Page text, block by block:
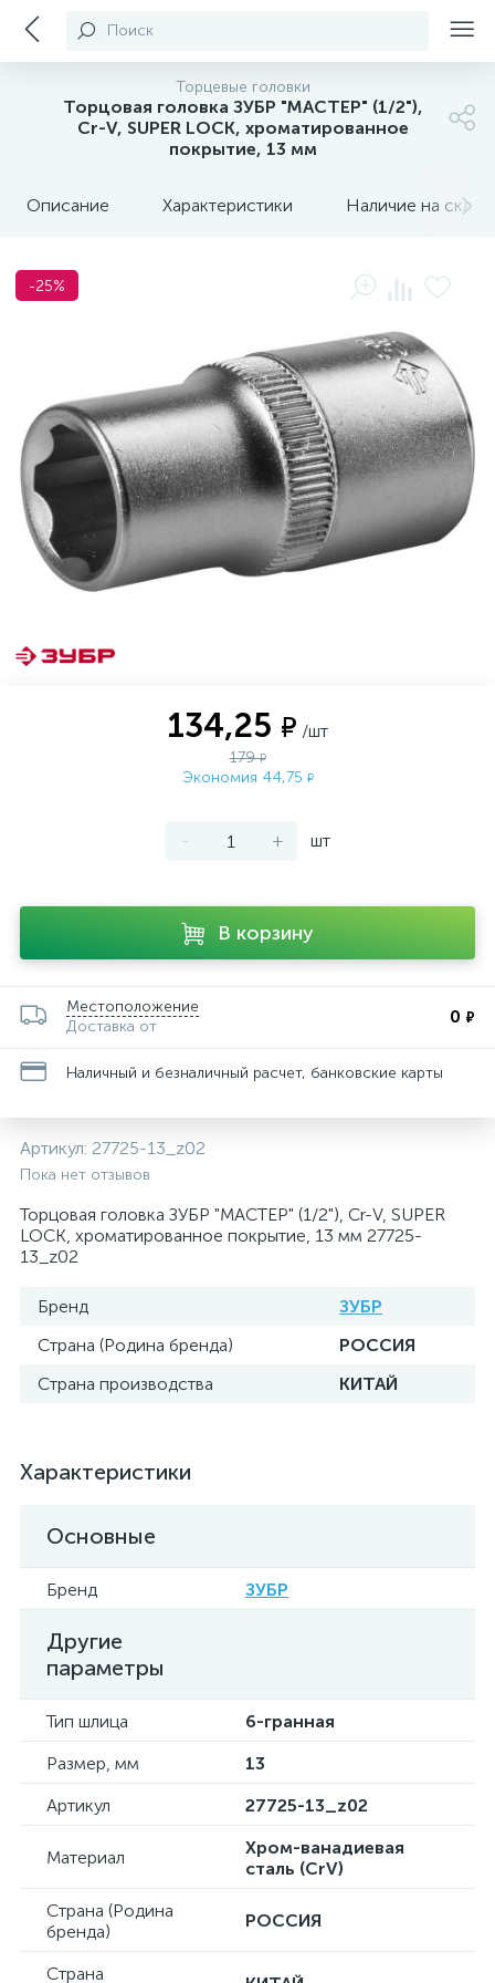
Поиск
Торцевые головки
Торцовая головка ЗУБР "МАСТЕР" (1/2"),
Cr-V, SUPER LOCK, хроматированное
покрытие, 13 мм
Описание Характеристики Наличие на
-25%
134,25 ₽ /шт
179₽
Экономия 44,75 ₽
- + шт
В корзину
Местоположение
Доставка от
0 ₽
Наличный и безналичный расчет, банковские карты
Артикул: 27725-13_z02
Пока нет отзывов
Торцовая головка ЗУБР "МАСТЕР" (1/2"), Cr-V, SUPER
LOCK, хроматированное покрытие, 13 мм 27725-
13_z02
Бренд
ЗУБР
Страна (Родина бренда)
РОССИЯ
Страна производства
КИТАЙ
Характеристики
Основные
Бренд ЗУБР
Другие
параметры
Тип шлица
6-гранная
Размер, мм
13
Артикул
27725-13_z02
Материал
Хром-ванадиевая
сталь (CrV)
Страна (Родина
бренда)
РОССИЯ
Страна